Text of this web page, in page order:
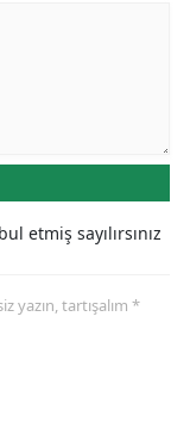
etmiş sayılırsınız
yazın, tartışalım *